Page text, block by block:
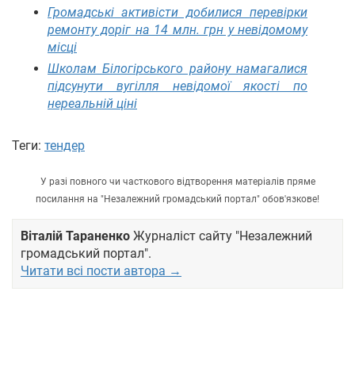
Громадські активісти добилися перевірки
ремонту доріг на 14 млн. грн у невідомому
місці
Школам Білогірського району намагалися
підсунути вугілля невідомої якості по
нереальній ціні
Теги: тендер
У разі повного чи часткового відтворення матеріалів пряме
посилання на "Незалежний громадський портал" обов'язкове!
Віталій Тараненко Журналіст сайту "Незалежний
громадський портал".
Читати всі пости автора →